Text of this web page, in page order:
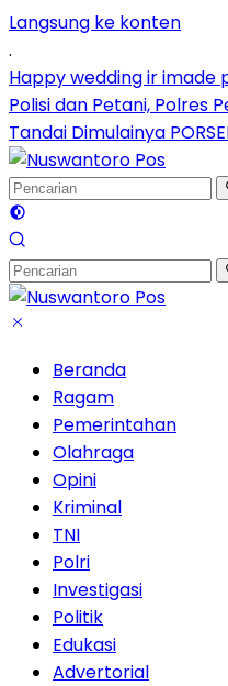
Langsung ke konten
.
Happy wedding ir imade
Polisi dan Petani, Polres
Tandai Dimulainya
Beranda
Ragam
Pemerintahan
Olahraga
Opini
Kriminal
TNI
Polri
Investigasi
Politik
Edukasi
Advertorial